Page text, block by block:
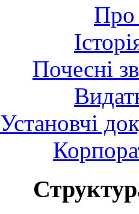
Про
Почесні
Установчі